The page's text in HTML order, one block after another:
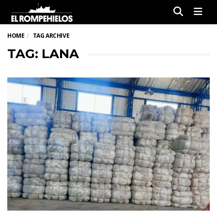
HOME TAG ARCHIVE
TAG: LANA